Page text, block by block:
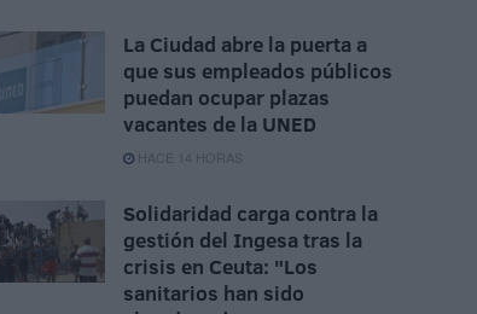
La Ciudad abre la puerta a
que sus empleados públicos
puedan ocupar plazas
vacantes de la UNED
HACE 14 HORAS
Solidaridad carga contra la
gestión del Ingesa tras la
crisis en Ceuta: "Los
sanitarios han sido